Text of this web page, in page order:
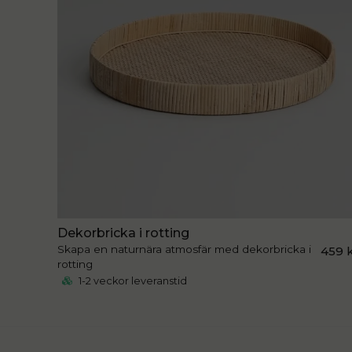
Dekorbricka i rotting
Skapa en naturnära atmosfär med dekorbricka i
rotting
459
1-2 veckor leveranstid